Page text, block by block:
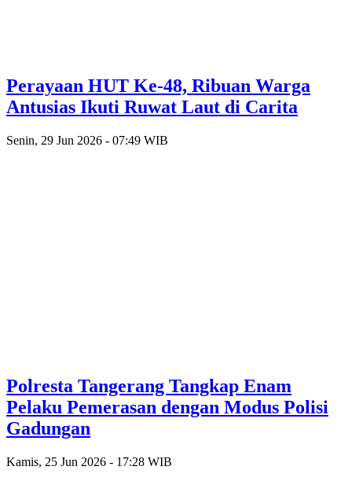
Perayaan HUT Ke-48, Ribuan Warga
Antusias Ikuti Ruwat Laut di Carita
Senin, 29 Jun 2026 - 07:49 WIB
Polresta Tangerang Tangkap Enam
Pelaku Pemerasan dengan Modus Polisi
Gadungan
Kamis, 25 Jun 2026 - 17:28 WIB